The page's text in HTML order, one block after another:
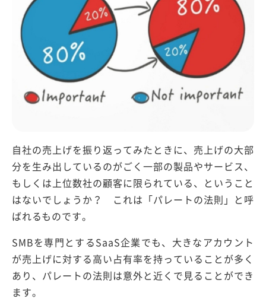
自社の売上げを振り返ってみたときに、売上げの大部
分を生み出しているのがごく一部の製品やサービス、
もしくは上位数社の顧客に限られている、ということ
はないでしょうか？ これは「パレートの法則」と呼
ばれるものです。
SMBを専門とするSaaS企業でも、大きなアカウント
が売上げに対する高い占有率を持っていることが多く
あり、パレートの法則は意外と近くで見ることができ
ます。